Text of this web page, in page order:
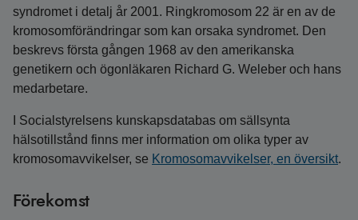
syndromet i detalj år 2001. Ringkromosom 22 är en av de
kromosomförändringar som kan orsaka syndromet. Den
beskrevs första gången 1968 av den amerikanska
genetikern och ögonläkaren Richard G. Weleber och hans
medarbetare.
I Socialstyrelsens kunskapsdatabas om sällsynta
hälsotillstånd finns mer information om olika typer av
kromosomavvikelser, se Kromosomavvikelser, en översikt.
Förekomst